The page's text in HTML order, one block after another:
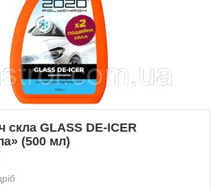
скла GLASS DE-ICER
(500 мл)